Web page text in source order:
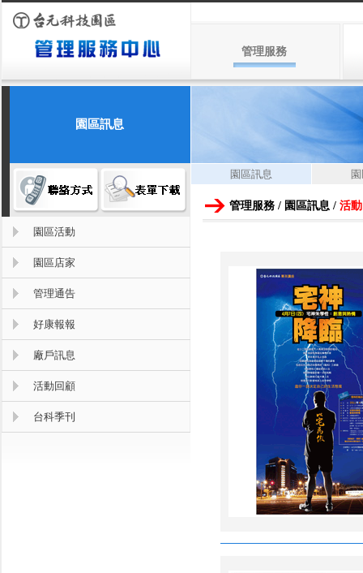
管理服務
園區訊息
園區活動
園區店家
管理通告
好康報報
廠戶訊息
活動回顧
台科季刊
園區訊息
管理服務 / 園區訊息 / 活